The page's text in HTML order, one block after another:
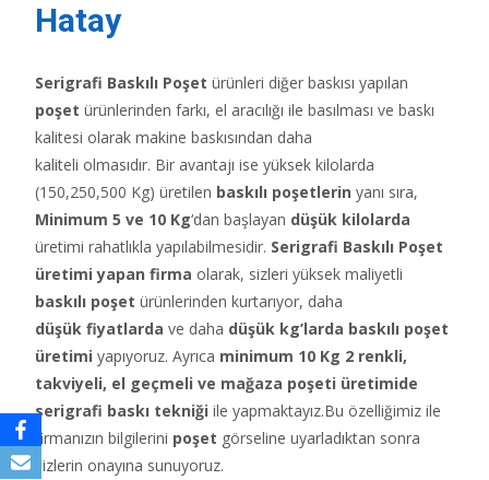
Hatay
Serigrafi Baskılı Poşet ürünleri diğer baskısı yapılan
poşet ürünlerinden farkı, el aracılığı ile basılması ve baskı
kalitesi olarak makine baskısından daha
kaliteli olmasıdır. Bir avantajı ise yüksek kilolarda
(150,250,500 Kg) üretilen baskılı poşetlerin yanı sıra,
Minimum 5 ve 10 Kg‘dan başlayan düşük kilolarda
üretimi rahatlıkla yapılabilmesidir. Serigrafi Baskılı Poşet
üretimi yapan firma olarak, sizleri yüksek maliyetli
baskılı poşet ürünlerinden kurtarıyor, daha
düşük fiyatlarda ve daha düşük kg’larda baskılı poşet
üretimi yapıyoruz. Ayrıca minimum 10 Kg 2 renkli,
takviyeli, el geçmeli ve mağaza poşeti üretimide
serigrafi baskı tekniği ile yapmaktayız.Bu özelliğimiz ile
firmanızın bilgilerini poşet görseline uyarladıktan sonra
sizlerin onayına sunuyoruz.